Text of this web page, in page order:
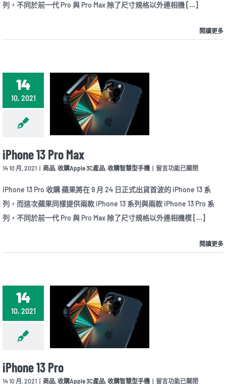
列，不同於前一代 Pro 與 Pro Max 除了尺寸規格以外連相機 [...]
閱讀更多
14
10, 2021
iPhone 13 Pro Max
14 10 月, 2021 商品,收購Apple 3C產品,收購智慧型手機
在
13
Pro
Max〉
中
留言功能已關閉
iPhone 13 Pro 收購 蘋果將在 9 月 24 日正式出貨首波的 iPhone 13 系
列，而這次蘋果同樣提供兩款 iPhone 13 系列與兩款 iPhone 13 Pro 系
列，不同於前一代 Pro 與 Pro Max 除了尺寸規格以外連相機模 [...]
閱讀更多
14
10, 2021
iPhone 13 Pro
14 10 月, 2021 商品,收購Apple 3C產品,收購智慧型手機
在
留言功能已關閉